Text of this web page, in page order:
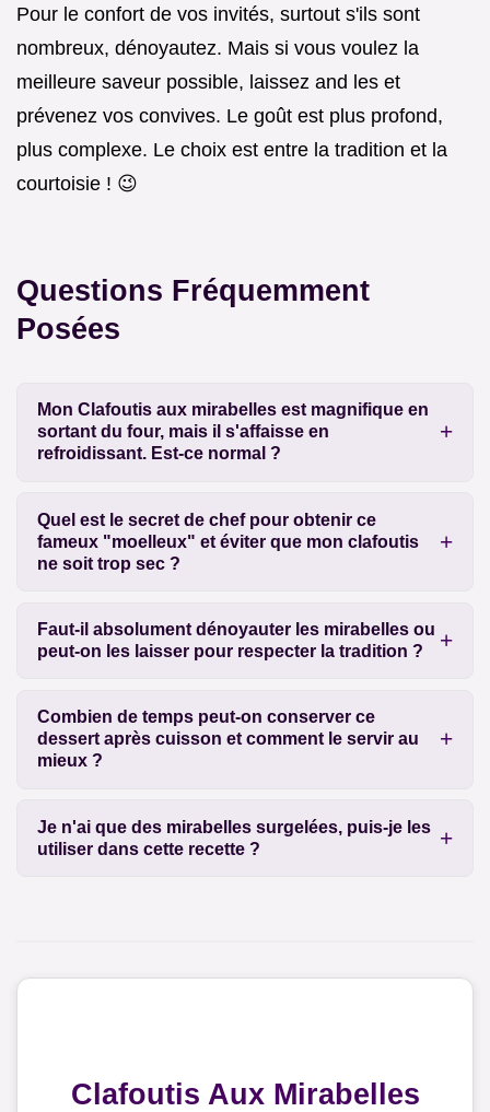
Pour le confort de vos invités, surtout s'ils sont
nombreux, dénoyautez. Mais si vous voulez la
meilleure saveur possible, laissez and les et
prévenez vos convives. Le goût est plus profond,
plus complexe. Le choix est entre la tradition et la
courtoisie ! 😉
Questions Fréquemment
Posées
Mon Clafoutis aux mirabelles est magnifique en
sortant du four, mais il s'affaisse en
refroidissant. Est-ce normal ?
Quel est le secret de chef pour obtenir ce
fameux "moelleux" et éviter que mon clafoutis
ne soit trop sec ?
Faut-il absolument dénoyauter les mirabelles ou
peut-on les laisser pour respecter la tradition ?
Combien de temps peut-on conserver ce
dessert après cuisson et comment le servir au
mieux ?
Je n'ai que des mirabelles surgelées, puis-je les
utiliser dans cette recette ?
Clafoutis Aux Mirabelles